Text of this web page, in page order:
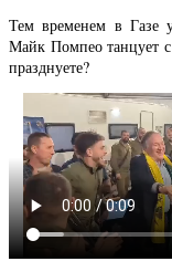
Тем временем в Газе
Майк Помпео танцует
празднуете?